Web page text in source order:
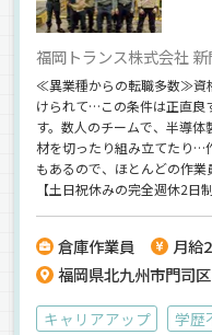
福岡トランス株式会社
≪異業種からの転職多数≫資
けられて…この条件は正直良
す。数人のチームで、半導
材を切ったり組み立てたり…
もあるので、ほとんどの作業
【土日祝休みの完全週休2
い◎倉庫作業員
月給
福岡県北九州市門司区
キャリアアップ 学歴